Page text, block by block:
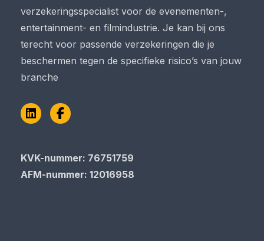
verzekeringsspecialist voor de evenementen-,
entertainment- en filmindustrie. Je kan bij ons
terecht voor passende verzekeringen die je
beschermen tegen de specifieke risico’s van jouw
branche
LinkedInFacebook
KVK-nummer: 76751759
AFM-nummer: 12016958